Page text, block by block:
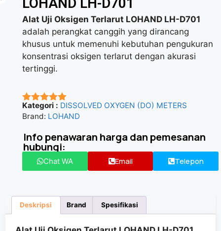
LOHAND LH-D701
Alat Uji Oksigen Terlarut LOHAND LH-D701
adalah perangkat canggih yang dirancang
khusus untuk memenuhi kebutuhan pengukuran
konsentrasi oksigen terlarut dengan akurasi
tertinggi.
★★★★★
Kategori : DISSOLVED OXYGEN (DO) METERS
Brand: LOHAND
Info penawaran harga dan pemesanan
hubungi:
Chat WA Email Telepon
Deskripsi Brand Spesifikasi